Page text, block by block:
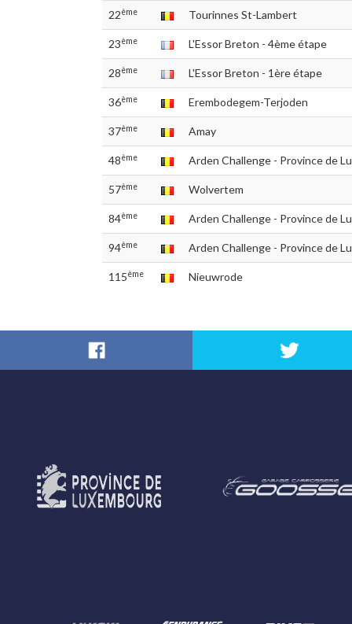
22ème Tourinnes St-Lambert
23ème L'Essor Breton - 4ème étape
28ème L'Essor Breton - 1ère étape
36ème Erembodegem-Terjoden
37ème Amay
48ème Arden Challenge - Province de
57ème Wolvertem
84ème Arden Challenge - Province de
94ème Arden Challenge - Province de
115ème Nieuwrode